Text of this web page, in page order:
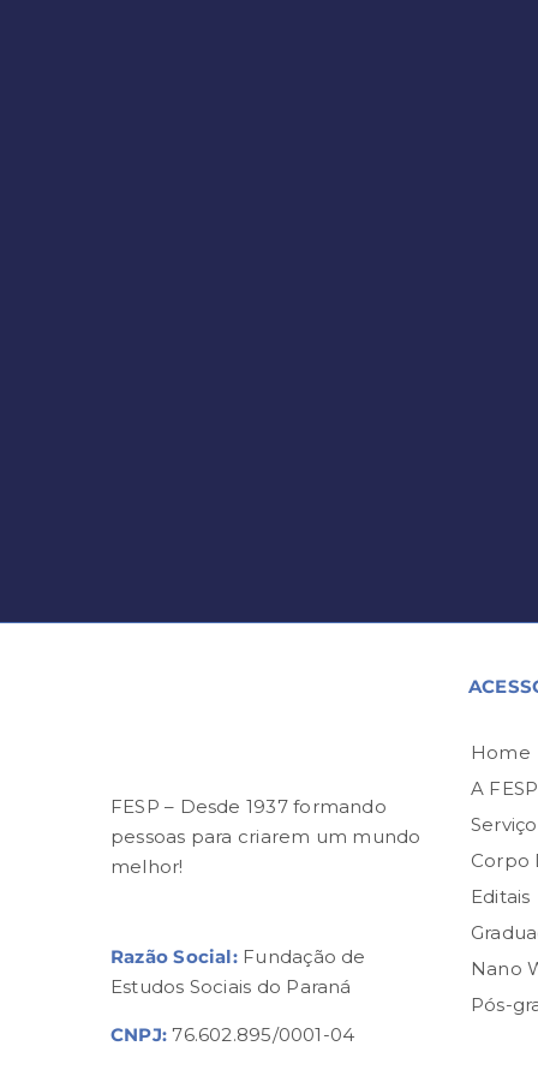
FESP – Desde 1937 formando
pessoas para criarem um mundo
melhor!
Razão Social:Fundação de
Estudos Sociais do Paraná
CNPJ: 76.602.895/0001-04
Home
A FESP
Corpo
Editais
Nano
Pós-